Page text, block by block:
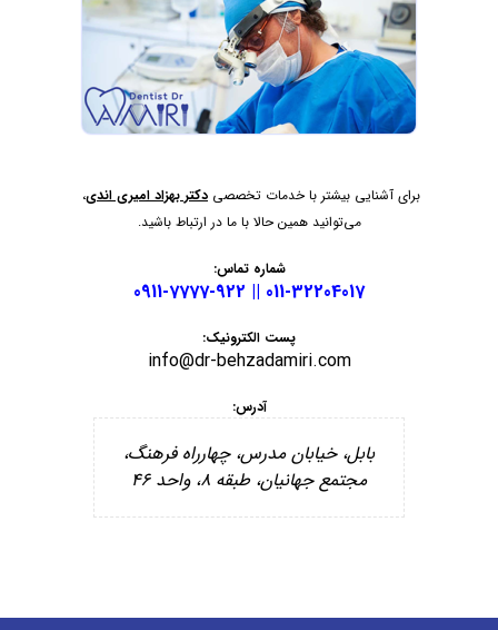
برای آشنایی بیشتر با خدمات تخصصی دکتر بهزاد امیری اندی،
می‌توانید همین حالا با ما در ارتباط باشید.
شماره تماس:
011-32204017 || 0911-7777-922
پست الکترونیک:
info@dr-behzadamiri.com
آدرس:
بابل، خیابان مدرس، چهارراه فرهنگ،
مجتمع جهانیان، طبقه ۸، واحد ۴۶